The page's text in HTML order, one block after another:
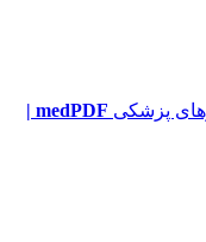
medPDF |